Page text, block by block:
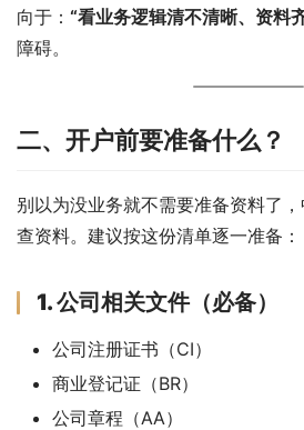
向于： “看业务逻辑清不清晰、资料
障碍。
二、开户前要准备什么？
别以为没业务就不需要准备资料了
查资料。建议按这份清单逐一准备：
1. 公司相关文件（必备）
公司注册证书（CI）
商业登记证（BR）
公司章程（AA）